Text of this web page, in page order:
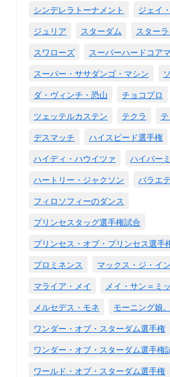
シンデレラトーナメント
ジェイ
ジュリア
スターダム
スター
スワローズ
スーパーハードコア
スーパー・ササダンゴ・マシン
ダ・ヴィンチ・恐山
チョコプロ
ツェッテルカステン
テクラ
デスマッチ
ハイスピード選手権
ハイディ・ハウイツァ
ハイパー
ハートリー・ジャクソン
バラエ
フィロソフィーのダンス
プリンセスタッグ選手権試合
プリンセス・オブ・プリンセス選手
プロミネンス
マックス・ジ・イ
マライア・メイ
メイ・サン＝ミ
メルセデス・モネ
モーニング娘。
ワンダー・オブ・スターダム選手権
ワンダー・オブ・スターダム選手権
ワールド・オブ・スターダム選手権